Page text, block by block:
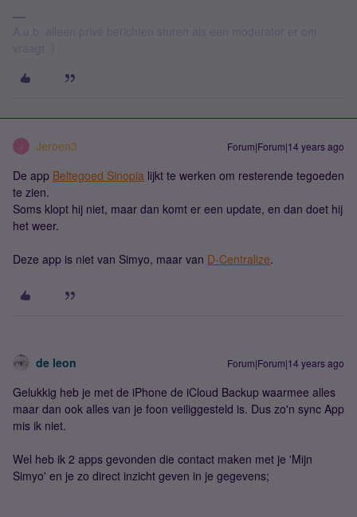
J Jeroen3 Forum|Forum|14 years ago
De app Beltegoed Sinopia lijkt te werken om resterende tegoeden
te zien.
Soms klopt hij niet, maar dan komt er een update, en dan doet hij
het weer.
Deze app is niet van Simyo, maar van D-Centralize.
de leon Forum|Forum|14 years ago
Gelukkig heb je met de iPhone de iCloud Backup waarmee alles
maar dan ook alles van je foon veiliggesteld is. Dus zo'n sync App
mis ik niet.
Wel heb ik 2 apps gevonden die contact maken met je 'Mijn
Simyo' en je zo direct inzicht geven in je gegevens;